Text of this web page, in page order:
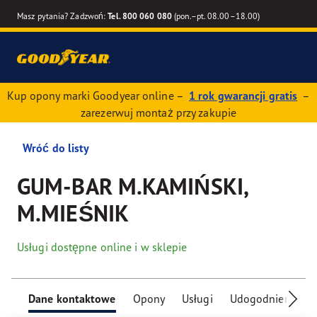
Masz pytania? Zadzwoń:Tel. 800 060 080(pon.–pt. 08.00–18.00)
Kup opony marki Goodyear online – 1 rok gwarancji gratis –
zarezerwuj montaż przy zakupie
Wróć do listy
GUM-BAR M.KAMIŃSKI,
M.MIEŚNIK
Usługi dostępne online i w sklepie
Dane kontaktowe Opony Usługi Udogodnienia